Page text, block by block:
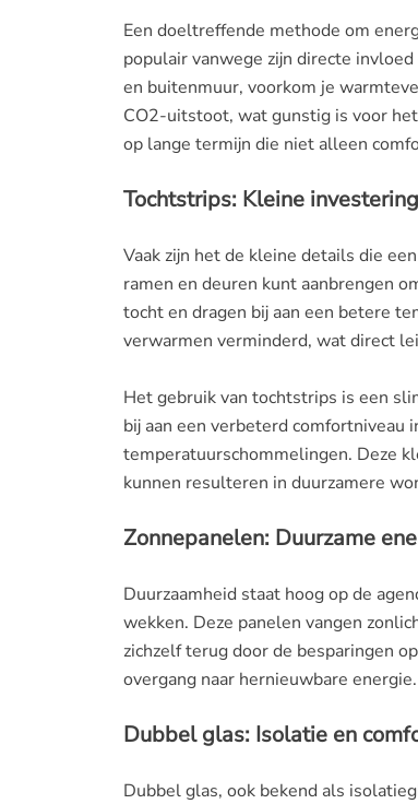
Een doeltreffende methode om
populair vanwege zijn directe
en buitenmuur, voorkom je
CO2-uitstoot, wat gunstig is voor
op lange termijn die niet alleen
Tochtstrips: Kleine
Vaak zijn het de kleine details die
ramen en deuren kunt aanbrengen
tocht en dragen bij aan een betere
verwarmen verminderd, wat direct
Het gebruik van tochtstrips is een
bij aan een verbeterd comfortniveau
temperatuurschommelingen. Deze
kunnen resulteren in duurzamere
Zonnepanelen: Duurzame
Duurzaamheid staat hoog op de
wekken. Deze panelen vangen
zichzelf terug door de besparingen
overgang naar hernieuwbare energie.
Dubbel glas: Isolatie en
Dubbel glas, ook bekend als